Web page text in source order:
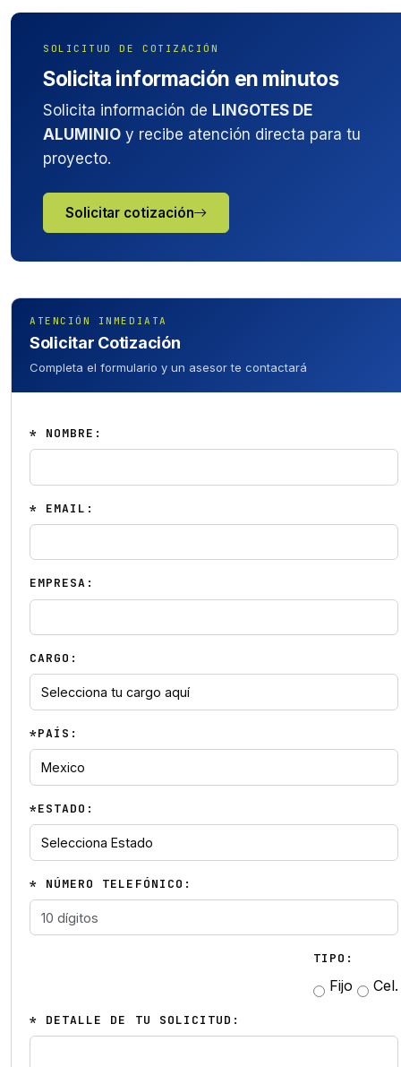
SOLICITUD DE COTIZACIÓN
Solicita información en minutos
Solicita información de LINGOTES DE
ALUMINIO y recibe atención directa para tu
proyecto.
Solicitar cotización
ATENCIÓN INMEDIATA
Solicitar Cotización
Completa el formulario y un asesor te contactará
* NOMBRE:
* EMAIL:
EMPRESA:
CARGO:
*PAÍS:
*ESTADO:
* NÚMERO TELEFÓNICO:
TIPO:
Fijo Cel.
* DETALLE DE TU SOLICITUD: